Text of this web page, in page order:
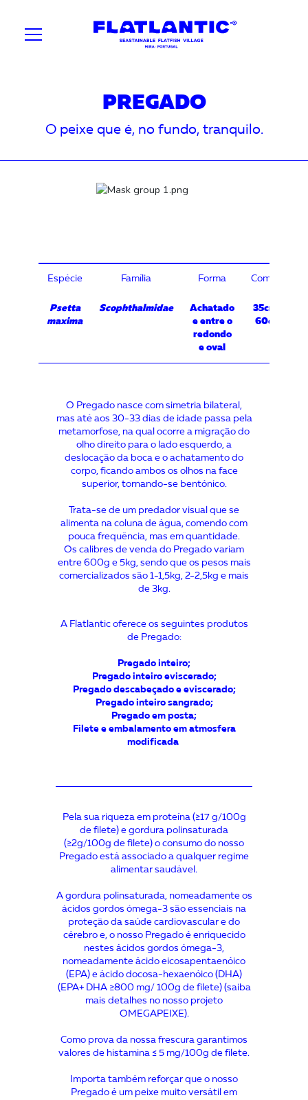
PREGADO
O peixe que é, no fundo, tranquilo.
Espécie Família Forma
Psetta
maxima
Scophthalmidae
Achatado
e entre o
redondo
e oval
35cm (1kg)
60cm (4kg)
O Pregado nasce com simetria bilateral,
mas até aos 30-33 dias de idade passa pela
metamorfose, na qual ocorre a migração do
olho direito para o lado esquerdo, a
deslocação da boca e o achatamento do
corpo, ficando ambos os olhos na face
superior, tornando-se bentónico.
Trata-se de um predador visual que se
alimenta na coluna de água, comendo com
pouca frequência, mas em quantidade.
Os calibres de venda do Pregado variam
entre 600g e 5kg, sendo que os pesos mais
comercializados são 1-1,5kg, 2-2,5kg e mais
de 3kg.
A Flatlantic oferece os seguintes produtos
de Pregado:
Pregado inteiro;
Pregado inteiro eviscerado;
Pregado descabeçado e eviscerado;
Pregado inteiro sangrado;
Pregado em posta;
Filete e embalamento em atmosfera
modificada
Pela sua riqueza em proteína (≥17 g/100g
de filete) e gordura polinsaturada
(≥2g/100g de filete) o consumo do nosso
Pregado está associado a qualquer regime
alimentar saudável.
A gordura polinsaturada, nomeadamente os
ácidos gordos ómega-3 são essenciais na
proteção da saúde cardiovascular e do
cérebro e, o nosso Pregado é enriquecido
nestes ácidos gordos ómega-3,
nomeadamente ácido eicosapentaenóico
(EPA) e ácido docosa-hexaenóico (DHA)
(EPA+ DHA ≥800 mg/ 100g de filete) (saiba
mais detalhes no nosso projeto
OMEGAPEIXE).
Como prova da nossa frescura garantimos
valores de histamina ≤ 5 mg/100g de filete.
Importa também reforçar que o nosso
Pregado é um peixe muito versátil em